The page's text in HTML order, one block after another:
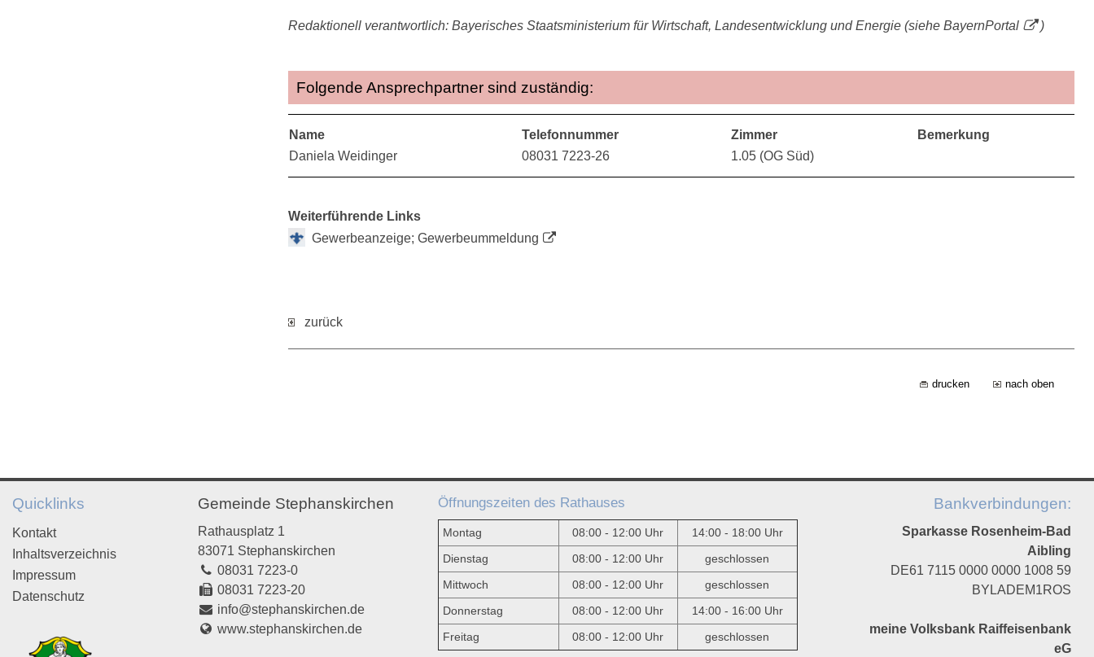
Redaktionell verantwortlich: Bayerisches Staatsministerium für Wirtschaft, Landesentwicklung und Energie (siehe BayernPortal )
Folgende Ansprechpartner sind zuständig:
Name Telefonnummer Zimmer
Bemerkung
Daniela Weidinger
08031 7223-26 1.05 (OG Süd)
Weiterführende Links
Gewerbeanzeige; Gewerbeummeldung
zurück
drucken nach oben
Quicklinks
Kontakt
Inhaltsverzeichnis
Impressum
Datenschutz
Gemeinde Stephanskirchen
Rathausplatz 1
83071 Stephanskirchen
08031 7223-0
08031 7223-20
info@stephanskirchen.de
www.stephanskirchen.de
Öffnungszeiten des Rathauses
Montag 08:00 - 12:00 Uhr
14:00 - 18:00 Uhr
Dienstag
08:00 - 12:00 Uhr
geschlossen
Mittwoch
08:00 - 12:00 Uhr
geschlossen
Donnerstag
08:00 - 12:00 Uhr
14:00 - 16:00 Uhr
Freitag
08:00 - 12:00 Uhr geschlossen
Bankverbindungen:
Sparkasse Rosenheim-Bad
Aibling
DE61 7115 0000 0000 1008 59
BYLADEM1ROS
meine Volksbank Raiffeisenbank
eG